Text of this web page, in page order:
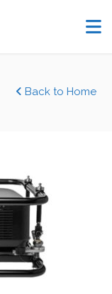
Back to Home